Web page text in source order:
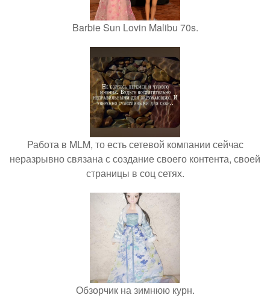
Barbie Sun Lovin Malibu 70s.
Работа в MLM, то есть сетевой компании сейчас
неразрывно связана с создание своего контента, своей
страницы в соц сетях.
Обзорчик на зимнюю курн.